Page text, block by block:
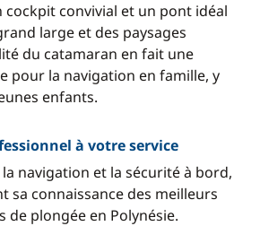
cockpit convivial et un pont idéal
large et des paysages
du catamaran en fait une
pour la navigation en famille, y
enfants.
à votre service
navigation et la sécurité à bord,
sa connaissance des meilleurs
de plongée en Polynésie.